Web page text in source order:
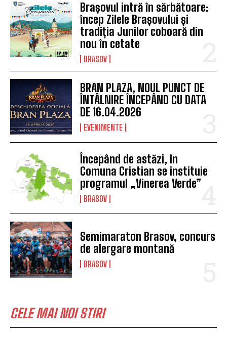
Brașovul intră în sărbătoare:
încep Zilele Brașovului și
tradiția Junilor coboară din
nou în cetate
BRASOV
BRAN PLAZA, NOUL PUNCT DE
ÎNTÂLNIRE ÎNCEPÂND CU DATA
DE 16.04.2026
EVENIMENTE
Începând de astăzi, în
Comuna Cristian se instituie
programul „Vinerea Verde”
BRASOV
Semimaraton Brasov, concurs
de alergare montană
BRASOV
CELE MAI NOI STIRI